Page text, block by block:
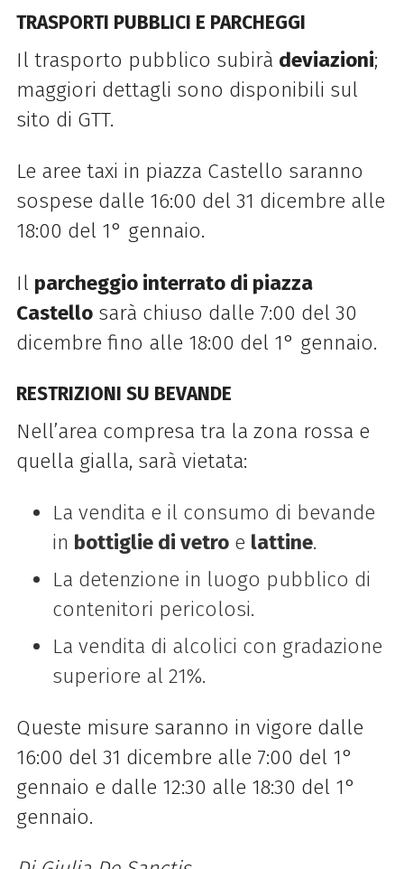
TRASPORTI PUBBLICI E PARCHEGGI
Il trasporto pubblico subirà deviazioni;
maggiori dettagli sono disponibili sul
sito di GTT.
Le aree taxi in piazza Castello saranno
sospese dalle 16:00 del 31 dicembre alle
18:00 del 1° gennaio.
Il parcheggio interrato di piazza
Castellosarà chiuso dalle 7:00 del 30
dicembre fino alle 18:00 del 1° gennaio.
RESTRIZIONI SU BEVANDE
Nell’area compresa tra la zona rossa e
quella gialla, sarà vietata:
La vendita e il consumo di bevande
in bottiglie di vetroe lattine.
La detenzione in luogo pubblico di
contenitori pericolosi.
La vendita di alcolici con gradazione
superiore al 21%.
Queste misure saranno in vigore dalle
16:00 del 31 dicembre alle 7:00 del 1°
gennaio e dalle 12:30 alle 18:30 del 1°
gennaio.